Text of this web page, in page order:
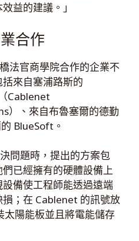
益的建議。」
合作
法官商學院合作的企業不
來自塞浦路斯的
Cablenet
）、來自布魯塞爾的德勤
BlueSoft。
問題時，提出的方案包
已經擁有的硬體設備上
備使工程師能透過遠端
；在 Cablenet 的訊號放
陽能板並且將電能儲存